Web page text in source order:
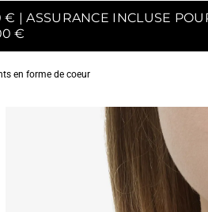
| ASSURANCE INCLUSE
€
en forme de coeur